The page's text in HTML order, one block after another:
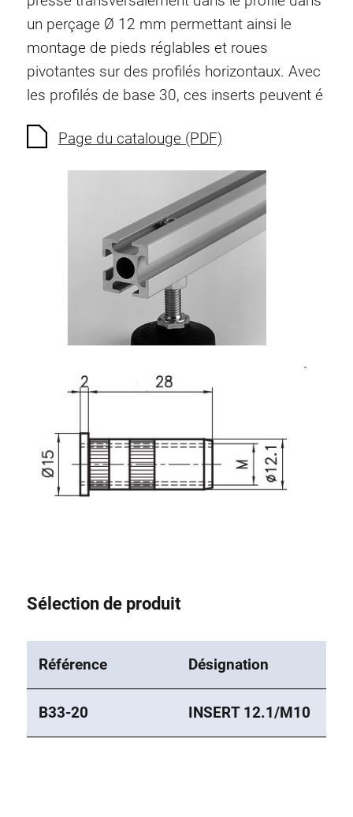
Ecrous à ressort
Sécurités de torsion
Raccordements à filet
Éléments de Raccordements de fond
Éléments plastiques
Charnières et Articulations
Éléments pneumatique
Éléments dynamique
Elément d’angle
Colonne Elevatrice
Système de transrouler
un perçage Ø 12 mm permettant ainsi le
montage de pieds réglables et roues
pivotantes sur des profilés horizontaux. Avec
les profilés de base 30, ces inserts peuvent é
Page du catalouge (PDF)
Sélection de produit
Référence Désignation
B33-20 INSERT 12.1/M10